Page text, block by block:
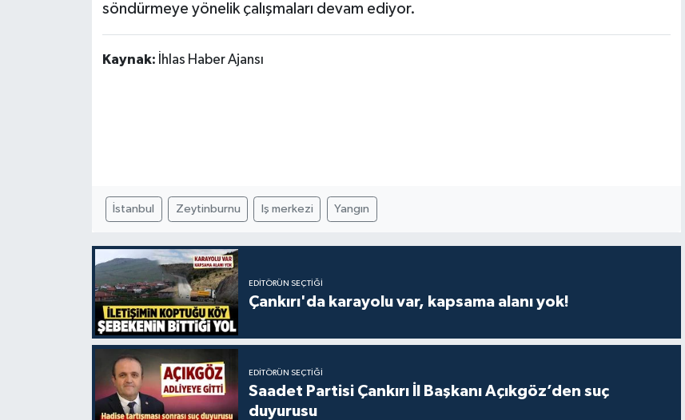
söndürmeye yönelik çalışmaları devam ediyor.
Kaynak: İhlas Haber Ajansı
İstanbul Zeytinburnu Iş merkezi Yangın
EDITÖRÜN SEÇTIĞI
Çankırı'da karayolu var, kapsama alanı yok!
EDITÖRÜN SEÇTIĞI
Saadet Partisi Çankırı İl Başkanı Açıkgöz’den suç
duyurusu